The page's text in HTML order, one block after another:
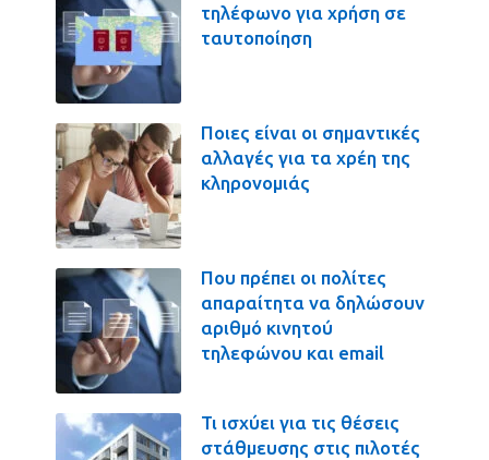
τηλέφωνο για χρήση σε
ταυτοποίηση
Ποιες είναι οι σημαντικές
αλλαγές για τα χρέη της
κληρονομιάς
Που πρέπει οι πολίτες
απαραίτητα να δηλώσουν
αριθμό κινητού
τηλεφώνου και email
Τι ισχύει για τις θέσεις
στάθμευσης στις πιλοτές